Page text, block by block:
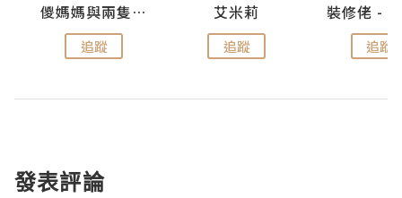
儍媽媽與兩隻小魔怪之家
追蹤
艾米莉
追蹤 追蹤
發表評論